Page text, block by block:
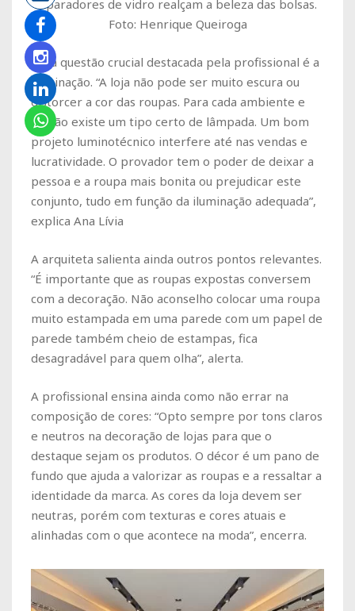
Aparadores de vidro realçam a beleza das bolsas.
Foto: Henrique Queiroga
Uma questão crucial destacada pela profissional é a
iluminação. “A loja não pode ser muito escura ou
distorcer a cor das roupas. Para cada ambiente e
função existe um tipo certo de lâmpada. Um bom
projeto luminotécnico interfere até nas vendas e
lucratividade. O provador tem o poder de deixar a
pessoa e a roupa mais bonita ou prejudicar este
conjunto, tudo em função da iluminação adequada”,
explica Ana Lívia
A arquiteta salienta ainda outros pontos relevantes.
“É importante que as roupas expostas conversem
com a decoração. Não aconselho colocar uma roupa
muito estampada em uma parede com um papel de
parede também cheio de estampas, fica
desagradável para quem olha”, alerta.
A profissional ensina ainda como não errar na
composição de cores: “Opto sempre por tons claros
e neutros na decoração de lojas para que o
destaque sejam os produtos. O décor é um pano de
fundo que ajuda a valorizar as roupas e a ressaltar a
identidade da marca. As cores da loja devem ser
neutras, porém com texturas e cores atuais e
alinhadas com o que acontece na moda”, encerra.